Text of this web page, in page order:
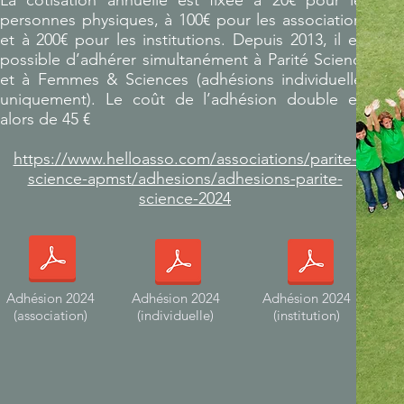
de la présentation des actions en cours.
Toute personne intéressée est la bienvenue mais pour
pouvoir voter, il faudra être à jour de sa cotisation :
https://www.helloasso.com/associations/parite-
apmst/adhesions/adhesions-parite-science-2024
personnes physiques, à 100€ pour les associations
et à 200€ pour les institutions. Depuis 2013, il est
possible d’adhérer simultanément à Parité Science
et à Femmes & Sciences (adhésions individuelles
uniquement). Le coût de l’adhésion double est
alors de 45 €
https://www.helloasso.com/associations/parite-
science-apmst/adhesions/adhesions-parite-
science-2024
Adhésion 2024
(association)
Adhésion 2024
(individuelle)
Adhésion 2024
(institution)